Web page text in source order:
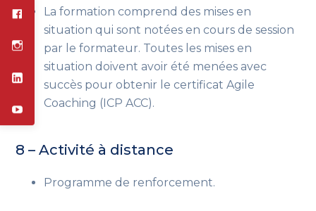
La formation comprend des mises en
situation qui sont notées en cours de session
par le formateur. Toutes les mises en
situation doivent avoir été menées avec
succès pour obtenir le certificat Agile
Coaching (ICP ACC).
8 – Activité à distance
Programme de renforcement.